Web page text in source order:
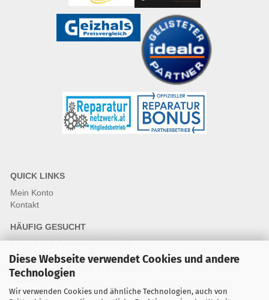
Diese Webseite verwendet Cookies und andere
Technologien
Wir verwenden Cookies und ähnliche Technologien, auch von
QUICK LINKS
Mein Konto
Kontakt
HÄUFIG GESUCHT
Fragen und Antworten Webshop
Fragen & Antworten Reparatur
Qualitätsstandards für Ersatzteile
Reparaturablauf